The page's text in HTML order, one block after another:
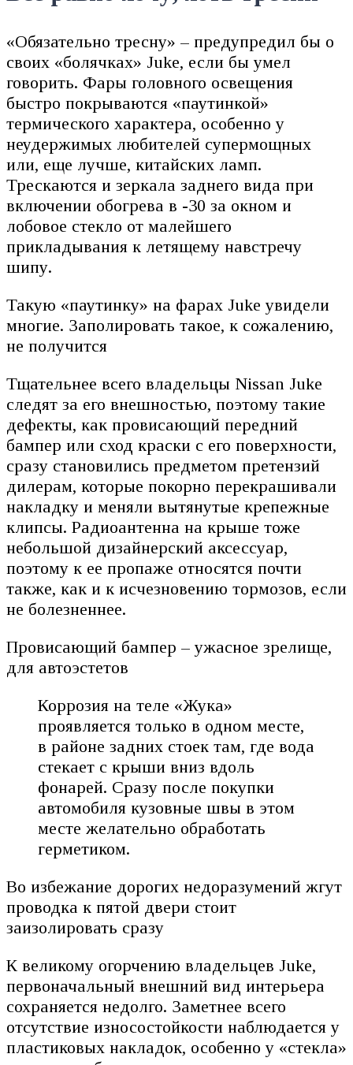
«Обязательно тресну» – предупредил бы о
своих «болячках» Juke, если бы умел
говорить. Фары головного освещения
быстро покрываются «паутинкой»
термического характера, особенно у
неудержимых любителей супермощных
или, еще лучше, китайских ламп.
Трескаются и зеркала заднего вида при
включении обогрева в -30 за окном и
лобовое стекло от малейшего
прикладывания к летящему навстречу
шипу.
Такую «паутинку» на фарах Juke увидели
многие. Заполировать такое, к сожалению,
не получится
Тщательнее всего владельцы Nissan Juke
следят за его внешностью, поэтому такие
дефекты, как провисающий передний
бампер или сход краски с его поверхности,
сразу становились предметом претензий
дилерам, которые покорно перекрашивали
накладку и меняли вытянутые крепежные
клипсы. Радиоантенна на крыше тоже
небольшой дизайнерский аксессуар,
поэтому к ее пропаже относятся почти
также, как и к исчезновению тормозов, если
не болезненнее.
Провисающий бампер – ужасное зрелище,
для автоэстетов
Коррозия на теле «Жука»
проявляется только в одном месте,
в районе задних стоек там, где вода
стекает с крыши вниз вдоль
фонарей. Сразу после покупки
автомобиля кузовные швы в этом
месте желательно обработать
герметиком.
Во избежание дорогих недоразумений жгут
проводка к пятой двери стоит
заизолировать сразу
К великому огорчению владельцев Juke,
первоначальный внешний вид интерьера
сохраняется недолго. Заметнее всего
отсутствие износостойкости наблюдается у
пластиковых накладок, особенно у «стекла»